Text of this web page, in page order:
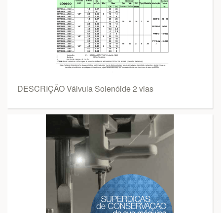
DESCRIÇÃO Válvula Solenóide 2 vias